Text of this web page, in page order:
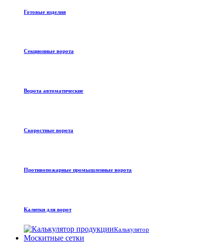
Готовые изделия
Секционные ворота
Ворота автоматические
Скоростные ворота
Противопожарные промышленные ворота
Калитки для ворот
Калькулятор
Москитные сетки